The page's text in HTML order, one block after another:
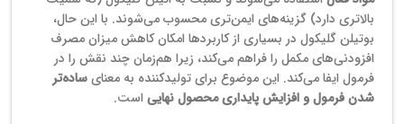
بالاتری دارد) گزینه‌های ایمن‌تری محسوب می‌شوند. با این حال،
بوتیلن گلیکول در بسیاری از کاربردها امکان کاهش میزان مصرف
افزودنی‌های مکمل را فراهم می‌کند، زیرا هم‌زمان چند نقش را در
فرمول ایفا می‌کند. این موضوع برای تولیدکننده به معنایساده‌تر
شدن فرمول و افزایش پایداری محصول نهایی است.